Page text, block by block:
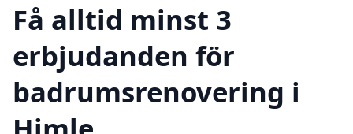
Få alltid minst 3
erbjudanden för
badrumsrenovering i